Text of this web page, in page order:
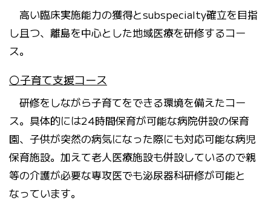
高い臨床実施能力の獲得とsubspecialty確立を目指
し且つ、離島を中心とした地域医療を研修するコー
ス。
〇子育て支援コース
研修をしながら子育てをできる環境を備えたコー
ス。具体的には24時間保育が可能な病院併設の保育
園、子供が突然の病気になった際にも対応可能な病児
保育施設。加えて老人医療施設も併設しているので親
等の介護が必要な専攻医でも泌尿器科研修が可能と
なっています。